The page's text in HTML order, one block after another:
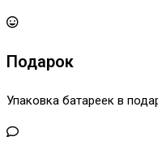
Подарок
Упаковка батареек в